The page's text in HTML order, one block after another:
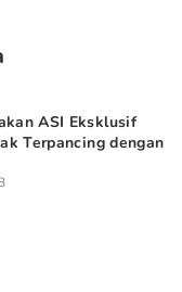
ASI Eksklusif
Terpancing dengan